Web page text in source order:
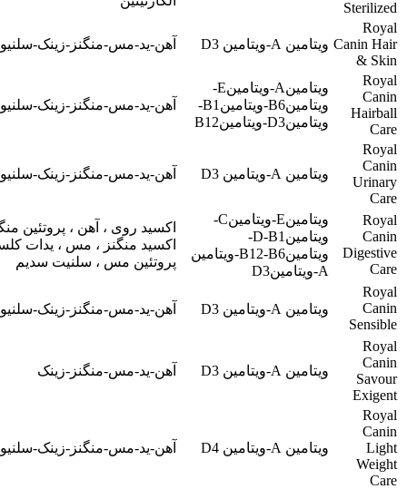
Sterilized
Royal
Canin Hair
& Skin
ویتامین A-ویتامین D3 آهن-ید-مس-منگنز-زینک-
Royal
Canin
Hairball
Care
ویتامینA-ویتامینE-
ویتامینB6-ویتامینB1-
ویتامینD3-ویتامینB12
آهن-ید-مس-منگنز-زینک-
Royal
Canin
Urinary
Care
ویتامین A-ویتامین D3 آهن-ید-مس-منگنز-زینک-
Royal
Canin
Digestive
Care
ویتامینE-ویتامینC-
ویتامینD-B1-
ویتامینB12-B6-ویتامین
A-ویتامینD3
اکسید روی ، آهن ، پروتئین
اکسید منگنز ، مس ، یدات
پروتئین مس ، سلنیت سدیم
Royal
Canin
Sensible
ویتامین A-ویتامین D3 آهن-ید-مس-منگنز-زینک-
Royal
Canin
Savour
Exigent
ویتامین A-ویتامین D3 آهن-ید-مس-منگنز-زینک
Royal
Canin
Light
Weight
Care
ویتامین A-ویتامین D4 آهن-ید-مس-منگنز-زینک-